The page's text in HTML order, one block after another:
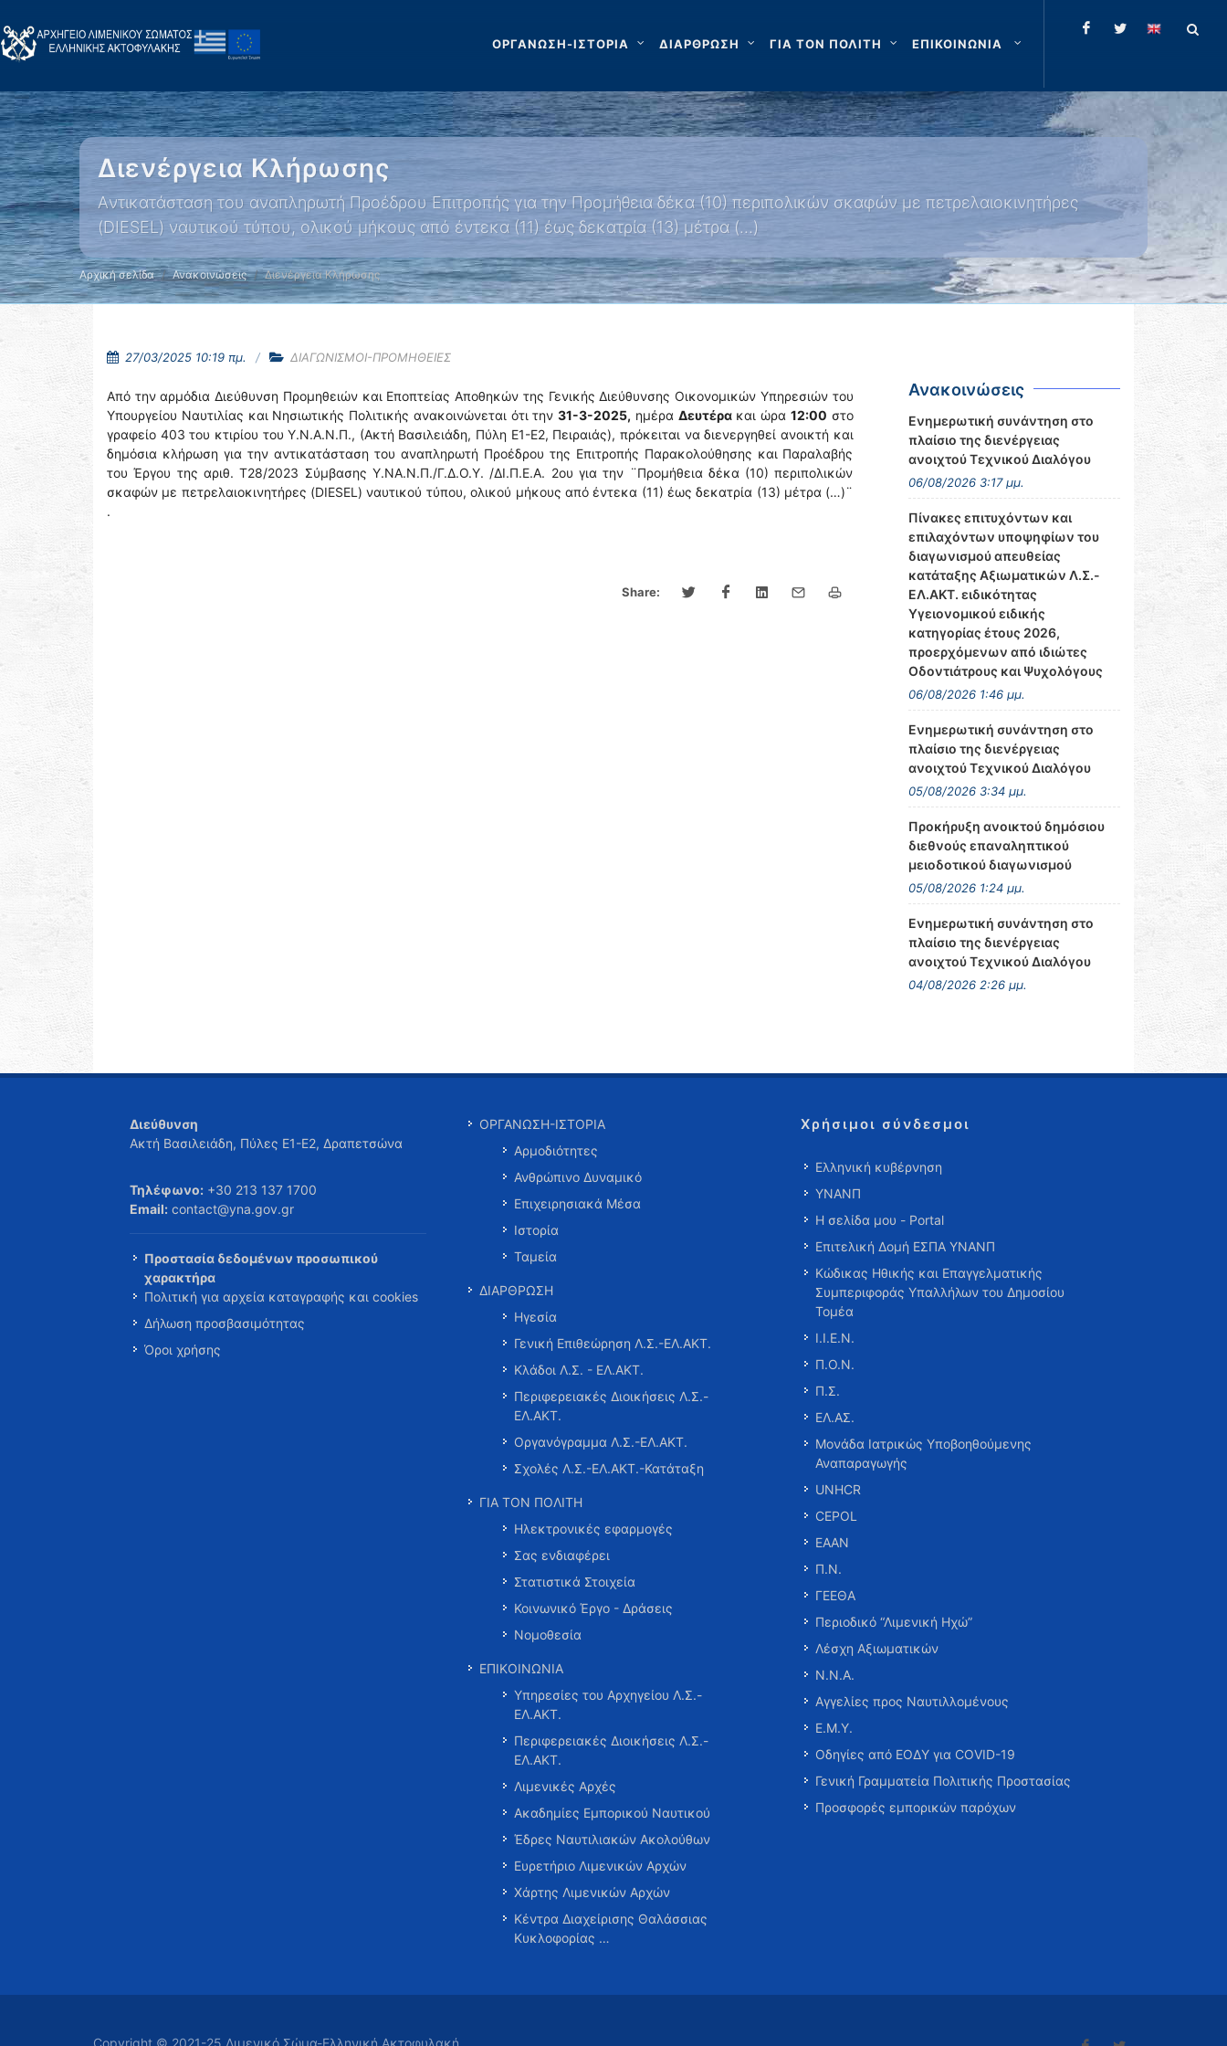
ΟΡΓΑΝΩΣΗ-ΙΣΤΟΡΙΑ ΔΙΑΡΘΡΩΣΗ ΓΙΑ ΤΟΝ ΠΟΛΙΤΗ ΕΠΙΚΟΙΝΩΝΙΑ
Διενέργεια Κλήρωσης
Aντικατάσταση του αναπληρωτή Προέδρου Επιτροπής για την Προμήθεια δέκα (10) περιπολικών σκαφών με πετρελαιοκινητήρες
(DIESEL) ναυτικού τύπου, ολικού μήκους από έντεκα (11) έως δεκατρία (13) μέτρα (…)
Αρχική σελίδα Ανακοινώσεις Διενέργεια Κλήρωσης
27/03/2025 10:19 πμ. ΔΙΑΓΩΝΙΣΜΟΙ-ΠΡΟΜΗΘΕΙΕΣ
Από την αρμόδια Διεύθυνση Προμηθειών και Εποπτείας Αποθηκών της Γενικής Διεύθυνσης Οικονομικών Υπηρεσιών του
Υπουργείου Ναυτιλίας και Νησιωτικής Πολιτικής ανακοινώνεται ότι την 31-3-2025, ημέρα Δευτέρακαι ώρα 12:00 στο
γραφείο 403 του κτιρίου του Υ.Ν.Α.Ν.Π., (Ακτή Βασιλειάδη, Πύλη Ε1-Ε2, Πειραιάς), πρόκειται να διενεργηθεί ανοικτή και
δημόσια κλήρωση για την αντικατάσταση του αναπληρωτή Προέδρου της Επιτροπής Παρακολούθησης και Παραλαβής
του Έργου της αριθ. Τ28/2023 Σύμβασης Υ.ΝΑ.Ν.Π./Γ.Δ.Ο.Υ. /ΔΙ.Π.Ε.Α. 2ου για την ¨Προμήθεια δέκα (10) περιπολικών
σκαφών με πετρελαιοκινητήρες (DIESEL) ναυτικού τύπου, ολικού μήκους από έντεκα (11) έως δεκατρία (13) μέτρα (…)¨
.
Share:
Ανακοινώσεις
Ενημερωτική συνάντηση στο
πλαίσιο της διενέργειας
ανοιχτού Τεχνικού Διαλόγου
06/08/2026 3:17 μμ.
Πίνακες επιτυχόντων και
επιλαχόντων υποψηφίων του
διαγωνισμού απευθείας
κατάταξης Αξιωματικών Λ.Σ.-
ΕΛ.ΑΚΤ. ειδικότητας
Υγειονομικού ειδικής
κατηγορίας έτους 2026,
προερχόμενων από ιδιώτες
Οδοντιάτρους και Ψυχολόγους
06/08/2026 1:46 μμ.
Ενημερωτική συνάντηση στο
πλαίσιο της διενέργειας
ανοιχτού Τεχνικού Διαλόγου
05/08/2026 3:34 μμ.
Προκήρυξη ανοικτού δημόσιου
διεθνούς επαναληπτικού
μειοδοτικού διαγωνισμού
05/08/2026 1:24 μμ.
Ενημερωτική συνάντηση στο
πλαίσιο της διενέργειας
ανοιχτού Τεχνικού Διαλόγου
04/08/2026 2:26 μμ.
Διεύθυνση
Ακτή Βασιλειάδη, Πύλες Ε1-Ε2, Δραπετσώνα
Τηλέφωνο: +30 213 137 1700
Email: contact@yna.gov.gr
Προστασία δεδομένων προσωπικού
χαρακτήρα
Πολιτική για αρχεία καταγραφής και cookies
Δήλωση προσβασιμότητας
Όροι χρήσης
ΟΡΓΑΝΩΣΗ-ΙΣΤΟΡΙΑ
Αρμοδιότητες
Ανθρώπινο Δυναμικό
Επιχειρησιακά Μέσα
Ιστορία
Ταμεία
ΔΙΑΡΘΡΩΣΗ
Ηγεσία
Γενική Επιθεώρηση Λ.Σ.-ΕΛ.ΑΚΤ.
Κλάδοι Λ.Σ. - ΕΛ.ΑΚΤ.
Περιφερειακές Διοικήσεις Λ.Σ.-
ΕΛ.ΑΚΤ.
Οργανόγραμμα Λ.Σ.-ΕΛ.ΑΚΤ.
Σχολές Λ.Σ.-ΕΛ.ΑΚΤ.-Κατάταξη
ΓΙΑ ΤΟΝ ΠΟΛΙΤΗ
Ηλεκτρονικές εφαρμογές
Σας ενδιαφέρει
Στατιστικά Στοιχεία
Κοινωνικό Έργο - Δράσεις
Νομοθεσία
ΕΠΙΚΟΙΝΩΝΙΑ
Υπηρεσίες του Αρχηγείου Λ.Σ.-
ΕΛ.ΑΚΤ.
Περιφερειακές Διοικήσεις Λ.Σ.-
ΕΛ.ΑΚΤ.
Λιμενικές Αρχές
Ακαδημίες Εμπορικού Ναυτικού
Έδρες Ναυτιλιακών Ακολούθων
Ευρετήριο Λιμενικών Αρχών
Χάρτης Λιμενικών Αρχών
Κέντρα Διαχείρισης Θαλάσσιας
Κυκλοφορίας …
Χρήσιμοι σύνδεσμοι
Ελληνική κυβέρνηση
ΥΝΑΝΠ
Η σελίδα μου - Portal
Επιτελική Δομή ΕΣΠΑ ΥΝΑΝΠ
Κώδικας Ηθικής και Επαγγελματικής
Συμπεριφοράς Υπαλλήλων του Δημοσίου
Τομέα
Ι.Ι.Ε.Ν.
Π.Ο.Ν.
Π.Σ.
ΕΛ.ΑΣ.
Μονάδα Ιατρικώς Υποβοηθούμενης
Αναπαραγωγής
UNHCR
CEPOL
ΕΑΑΝ
Π.Ν.
ΓΕΕΘΑ
Περιοδικό “Λιμενική Ηχώ”
Λέσχη Αξιωματικών
Ν.Ν.Α.
Αγγελίες προς Ναυτιλλομένους
Ε.Μ.Υ.
Οδηγίες από ΕΟΔΥ για COVID-19
Γενική Γραμματεία Πολιτικής Προστασίας
Προσφορές εμπορικών παρόχων
Copyright © 2021-25 Λιμενικό Σώμα-Ελληνική Ακτοφυλακή